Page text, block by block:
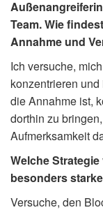
Team. Wie
Annahme und
Ich versuche,
konzentrieren
die Annahme ist,
dorthin zu
Aufmerksamkeit
Welche
besonders
Versuche, den